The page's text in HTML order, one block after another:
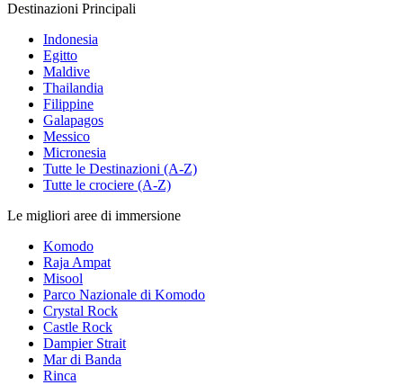
Destinazioni Principali
Indonesia
Egitto
Maldive
Thailandia
Filippine
Galapagos
Messico
Micronesia
Tutte le Destinazioni (A-Z)
Tutte le crociere (A-Z)
Le migliori aree di immersione
Komodo
Raja Ampat
Misool
Parco Nazionale di Komodo
Crystal Rock
Castle Rock
Dampier Strait
Mar di Banda
Rinca